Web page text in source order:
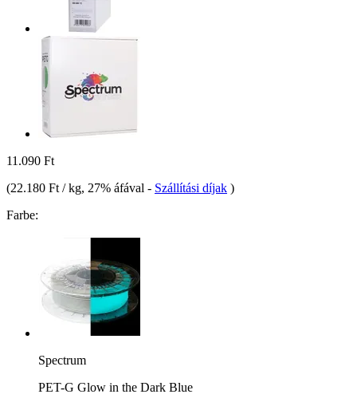
11.090 Ft
(22.180 Ft / kg, 27% áfával - Szállítási díjak )
Farbe:
Spectrum
PET-G Glow in the Dark Blue